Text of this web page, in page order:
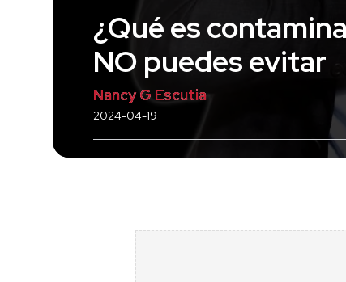
¿Qué es
NO puedes evitar
Nancy G Escutia
2024-04-19